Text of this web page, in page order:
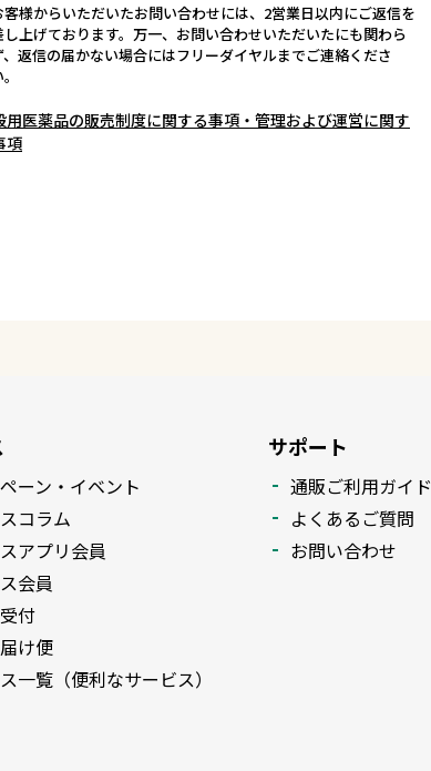
様からいただいたお問い合わせには、2営業日以内にご返信を
し上げております。万一、お問い合わせいただいたにも関わら
、返信の届かない場合にはフリーダイヤルまでご連絡くださ
用医薬品の販売制度に関する事項・管理および運営に関す
項
ーン・イベント
コラム
アプリ会員
会員
付
け便
一覧（便利なサービス）
サポート
通販ご利用ガイド
よくあるご質問
お問い合わせ